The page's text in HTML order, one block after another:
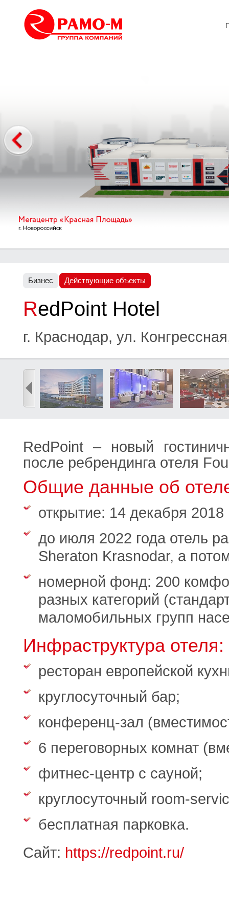
Бизнес Действующие объекты
RedPoint Hotel
г. Краснодар, ул.
RedPoint – новый
после ребрендинга отеля
Общие данные об
открытие: 14 декабря 2018
до июля 2022 года отель
Sheraton Krasnodar, а
номерной фонд: 200
разных категорий
маломобильных групп
Инфраструктура отеля:
ресторан европейской
круглосуточный бар;
конференц-зал
6 переговорных комнат
фитнес-центр с сауной;
круглосуточный room-
бесплатная парковка.
Сайт: https://redpoint.ru/